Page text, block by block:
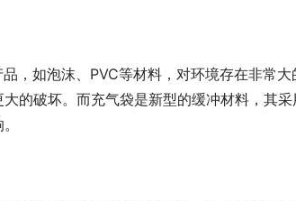
品，如泡沫、PVC等材料，对环境存在非常
的破坏。而充气袋是新型的缓冲材料，其